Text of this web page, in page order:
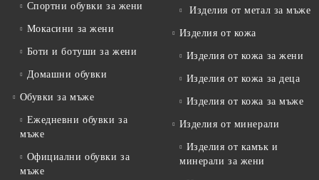
Спортни обувки за жени
Мокасини за жени
Боти и ботуши за жени
Домашни обувки
Обувки за мъже
Ежедневни обувки за
мъже
Официални обувки за
мъже
Изделия от метал за мъже
Изделия от кожа
Изделия от кожа за жени
Изделия от кожа за деца
Изделия от кожа за мъже
Изделия от минерали
Изделия от камък и
минерали за жени